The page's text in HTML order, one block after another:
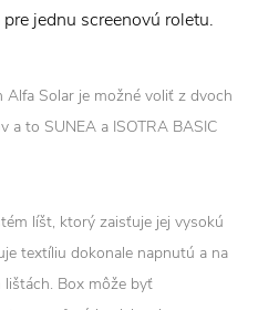
jednu screenovú roletu.
Alfa Solar je možné voliť z dvoch
a to SUNEA a ISOTRA BASIC
líšt, ktorý zaisťuje jej vysokú
textíliu dokonale napnutú a na
Box môže byť